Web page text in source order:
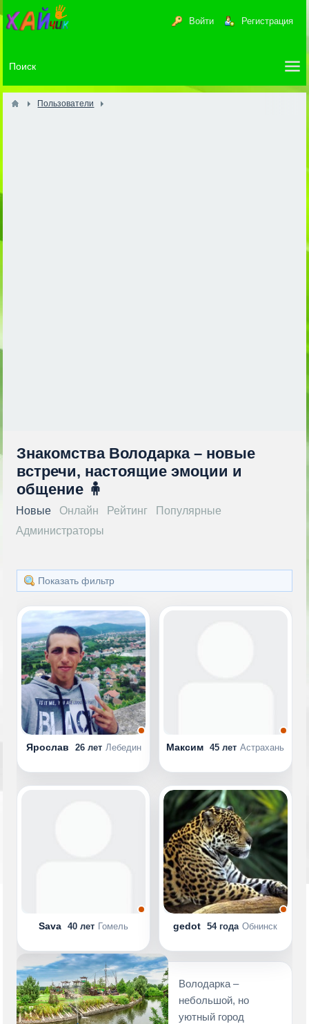
Войти Регистрация
Пользователи
Знакомства Володарка – новые
встречи, настоящие эмоции и
общение 🧍
Новые Онлайн Рейтинг
Популярные
Администраторы
Показать фильтр
Ярослав Лебедин
26 лет Максим Астрахань
45 лет
Sava Гомель
40 лет gedot Обнинск
54 года
Володарка –
небольшой, но
уютный город